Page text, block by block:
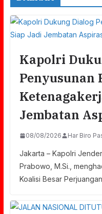
Kapolri
Penyusunan
Jembatan
08/08/2026 Har Biro
Jakarta – Kapolri
Prabowo, M.Si.,
Koalisi Besar